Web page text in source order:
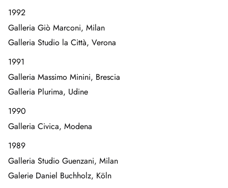
1992
Galleria Giò Marconi, Milan
Galleria Studio la Città, Verona
1991
Galleria Massimo Minini, Brescia
Galleria Plurima, Udine
1990
Galleria Civica, Modena
1989
Galleria Studio Guenzani, Milan
Galerie Daniel Buchholz, Köln